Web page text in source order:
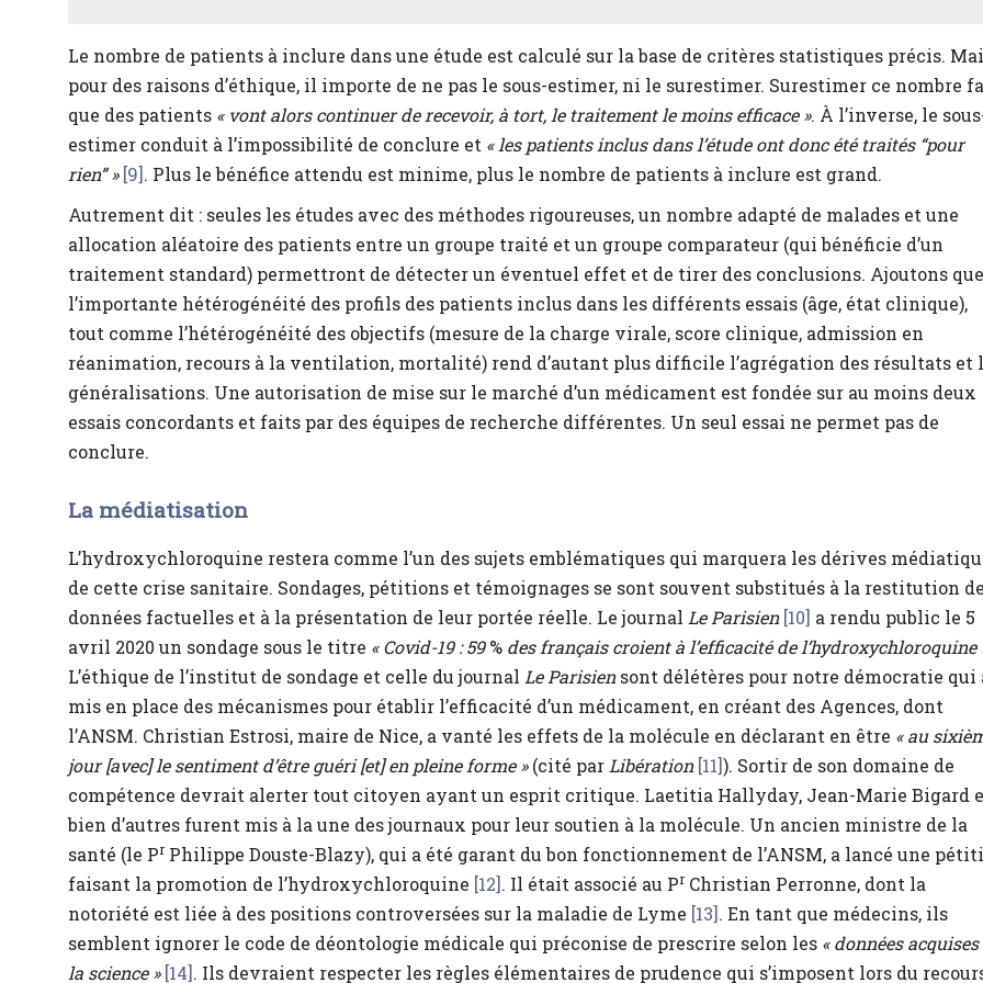
Le nombre de patients à inclure dans une étude est calculé sur la base de critères statistiques précis.
pour des raisons d’éthique, il importe de ne pas le sous-estimer, ni le surestimer. Surestimer ce nombre
que des patients « vont alors continuer de recevoir, à tort, le traitement le moins efficace ». À l’inverse, le
estimer conduit à l’impossibilité de conclure et « les patients inclus dans l’étude ont donc été traités “pour
rien” » [9]. Plus le bénéfice attendu est minime, plus le nombre de patients à inclure est grand.
Autrement dit : seules les études avec des méthodes rigoureuses, un nombre adapté de malades et une
allocation aléatoire des patients entre un groupe traité et un groupe comparateur (qui bénéficie d’un
traitement standard) permettront de détecter un éventuel effet et de tirer des conclusions. Ajoutons que
l’importante hétérogénéité des profils des patients inclus dans les différents essais (âge, état clinique),
tout comme l’hétérogénéité des objectifs (mesure de la charge virale, score clinique, admission en
réanimation, recours à la ventilation, mortalité) rend d’autant plus difficile l’agrégation des résultats et
généralisations. Une autorisation de mise sur le marché d’un médicament est fondée sur au moins deux
essais concordants et faits par des équipes de recherche différentes. Un seul essai ne permet pas de
conclure.
La médiatisation
L’hydroxychloroquine restera comme l’un des sujets emblématiques qui marquera les dérives
de cette crise sanitaire. Sondages, pétitions et témoignages se sont souvent substitués à la restitution
données factuelles et à la présentation de leur portée réelle. Le journal Le Parisien [10] a rendu public le 5
avril 2020 un sondage sous le titre « Covid-19 : 59% des français croient à l’efficacité de l’hydroxychloroquine
L’éthique de l’institut de sondage et celle du journal Le Parisiensont délétères pour notre démocratie qui
mis en place des mécanismes pour établir l’efficacité d’un médicament, en créant des Agences, dont
l’ANSM. Christian Estrosi, maire de Nice, a vanté les effets de la molécule en déclarant en être « au
jour [avec] le sentiment d’être guéri [et] en pleine forme »(cité par Libération [11]). Sortir de son domaine de
compétence devrait alerter tout citoyen ayant un esprit critique. Laetitia Hallyday, Jean-Marie Bigard
bien d’autres furent mis à la une des journaux pour leur soutien à la molécule. Un ancien ministre de la
santé (le Pr Philippe Douste-Blazy), qui a été garant du bon fonctionnement de l’ANSM, a lancé une
faisant la promotion de l’hydroxychloroquine [12]. Il était associé au Pr Christian Perronne, dont la
notoriété est liée à des positions controversées sur la maladie de Lyme [13]. En tant que médecins, ils
semblent ignorer le code de déontologie médicale qui préconise de prescrire selon les « données acquises
la science » [14]. Ils devraient respecter les règles élémentaires de prudence qui s’imposent lors du